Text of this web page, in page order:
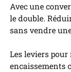
Avec une
le double.
sans vendre
Les leviers pour
encaissements